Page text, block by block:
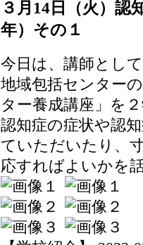
３月14日（火）認
年）その１
今日は、講師とし
地域包括センター
ター養成講座」を
認知症の症状や認
ていただいたり、
応すればよいかを